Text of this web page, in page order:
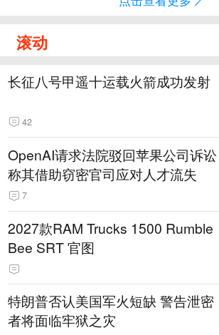
滚动
长征八号甲遥十运载火箭成功发射
42
OpenAI请求法院驳回苹果公司诉讼
称其借助窃密官司应对人才流失
7
2027款RAM Trucks 1500 Rumble
Bee SRT 官图
特朗普否认美国军火短缺 警告泄密
者将面临牢狱之灾